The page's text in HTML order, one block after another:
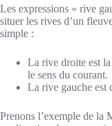
Les expressions « rive
situer les rives d’un
simple :
La rive droite est
le sens du courant.
La rive gauche est
Prenons l’exemple de la